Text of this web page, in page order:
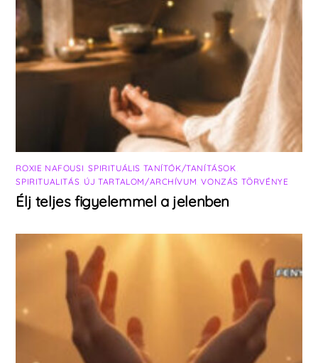
ROXIE NAFOUSI ,SPIRITUÁLIS TANÍTÓK/TANÍTÁSOK
SPIRITUALITÁS ÚJ TARTALOM/ARCHÍVUM ,VONZÁS TÖRVÉNYE
Élj teljes figyelemmel a jelenben